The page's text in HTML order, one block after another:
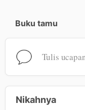
Buku tamu
Tulis
Nikahnya